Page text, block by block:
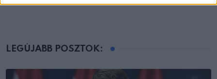
LEGÚJABB POSZTOK: